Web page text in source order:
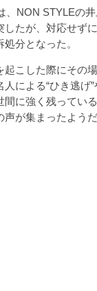
NON STYLEの
したが、対応せず
分となった。
こした際にその
による“ひき逃げ
間に強く残ってい
が集まったようだ